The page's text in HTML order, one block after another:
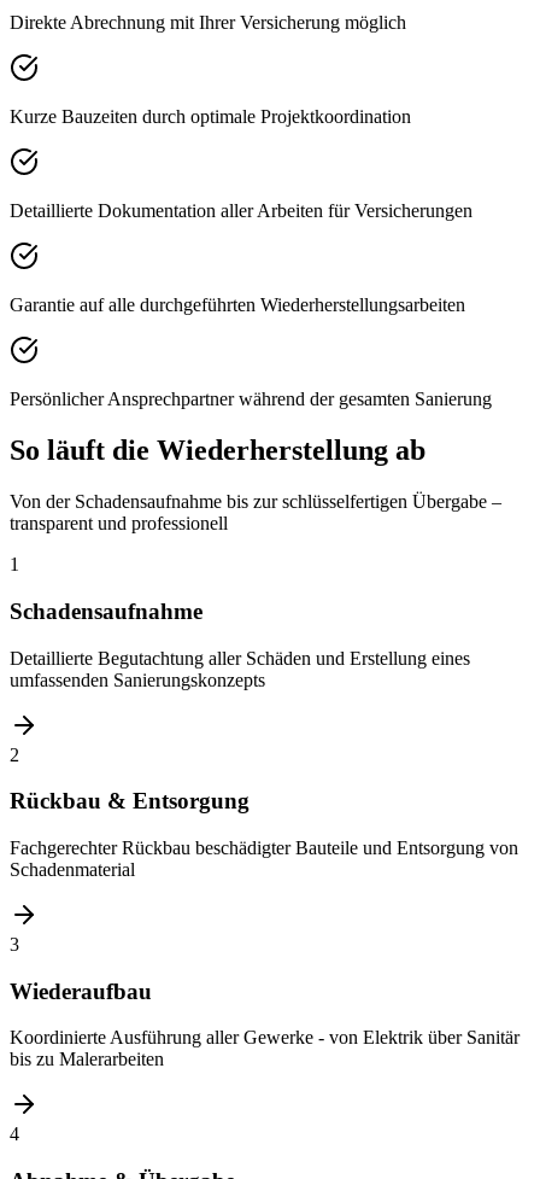
Direkte Abrechnung mit Ihrer Versicherung möglich
Kurze Bauzeiten durch optimale Projektkoordination
Detaillierte Dokumentation aller Arbeiten für Versicherungen
Garantie auf alle durchgeführten Wiederherstellungsarbeiten
Persönlicher Ansprechpartner während der gesamten Sanierung
So läuft die Wiederherstellung ab
Von der Schadensaufnahme bis zur schlüsselfertigen Übergabe –
transparent und professionell
1
Schadensaufnahme
Detaillierte Begutachtung aller Schäden und Erstellung eines
umfassenden Sanierungskonzepts
2
Rückbau & Entsorgung
Fachgerechter Rückbau beschädigter Bauteile und Entsorgung von
Schadenmaterial
3
Wiederaufbau
Koordinierte Ausführung aller Gewerke - von Elektrik über Sanitär
bis zu Malerarbeiten
4